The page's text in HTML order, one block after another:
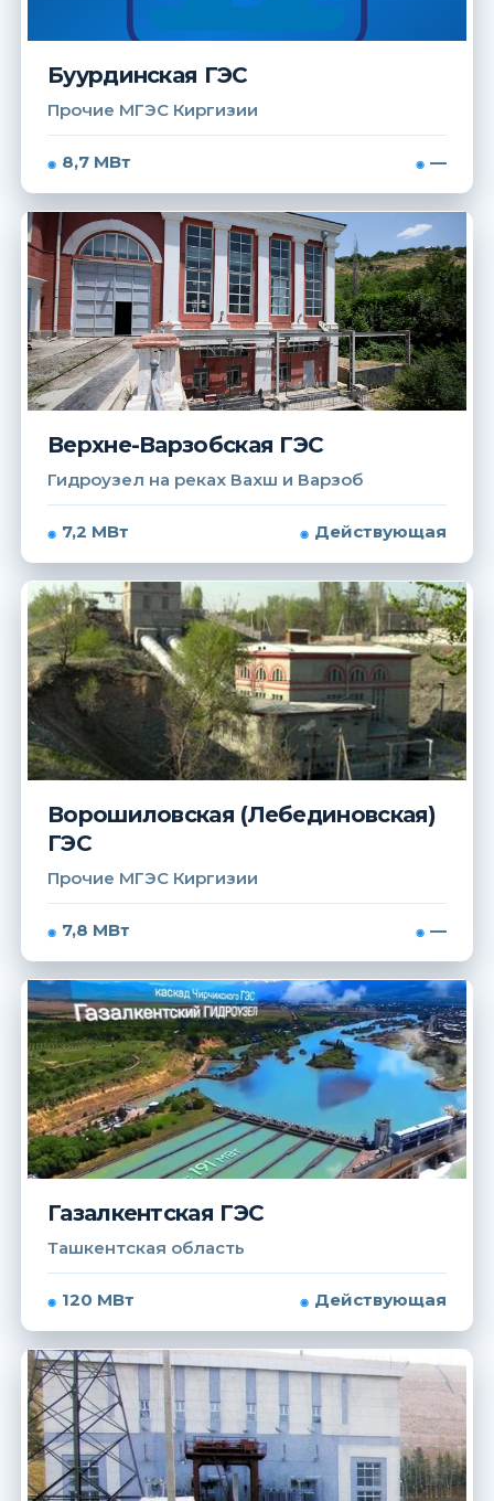
Буурдинская ГЭС
Прочие МГЭС Киргизии
8,7 МВт —
Верхне-Варзобская ГЭС
Гидроузел на реках Вахш и Варзоб
7,2 МВт Действующая
Ворошиловская (Лебединовская)
ГЭС
Прочие МГЭС Киргизии
7,8 МВт —
Газалкентская ГЭС
Ташкентская область
120 МВт Действующая